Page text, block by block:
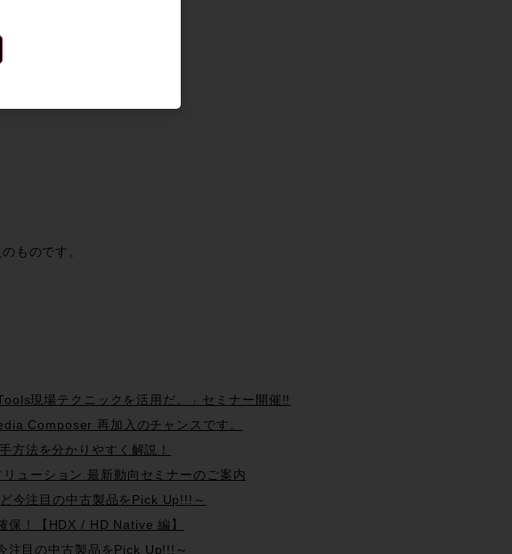
ものです。
現場テクニックを活用だ。」セミナー開催!!
Composer 再加入のチャンスです。
法を分かりやすく解説！
ューション 最新動向セミナーのご案内
今注目の中古製品をPick Up!!!～
保！【HDX / HD Native 編】
目の中古製品をPick Up!!!～